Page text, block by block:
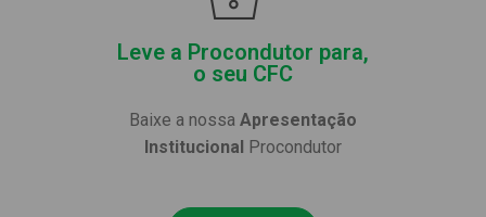
Leve a Procondutor para,
o seu CFC
Baixe a nossa Apresentação
Institucional
Procondutor